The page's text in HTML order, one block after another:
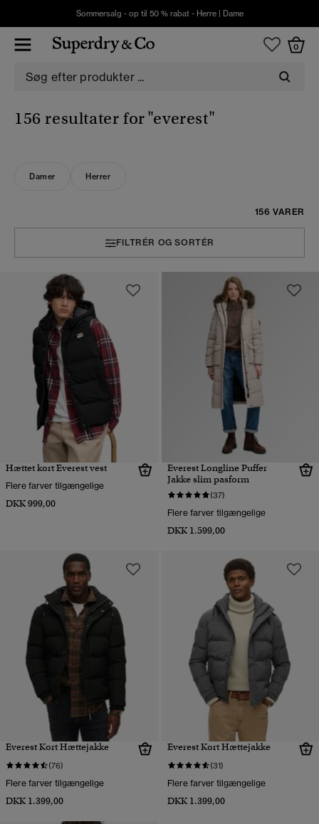
Sommersalg - op til 50 % rabat - Herre| Dame
0
156 resultater for"everest"
Damer Herrer
156 VARER
FILTRÉR OG SORTÉR
Hættet kort Everest vest
Flere farver tilgængelige
DKK 999,00
Everest Longline Puffer
Jakke slim pasform
(37)
Flere farver tilgængelige
DKK 1.599,00
Everest Kort Hættejakke
(76)
Flere farver tilgængelige
DKK 1.399,00
Everest Kort Hættejakke
(31)
Flere farver tilgængelige
DKK 1.399,00